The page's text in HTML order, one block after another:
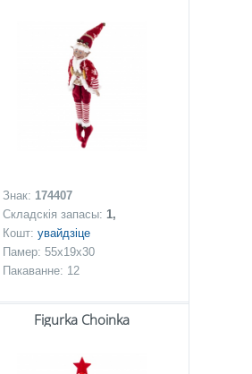
Знак: 174407
Складскія запасы: 1,
Кошт: увайдзіце
Памер: 55x19x30
Пакаванне: 12
Figurka Choinka